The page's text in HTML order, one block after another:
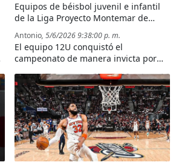
Equipos de béisbol juvenil e infantil
de la Liga Proyecto Montemar de
Puerto Plata conquistan torneo
internacional en Canadá
Antonio, 5/6/2026 9:38:00 p. m.
El equipo 12U conquistó el
campeonato de manera invicta por
que la representación 15U obtuvo un
meritorio subcampeonato en el
torneo celebrado en Ontario.